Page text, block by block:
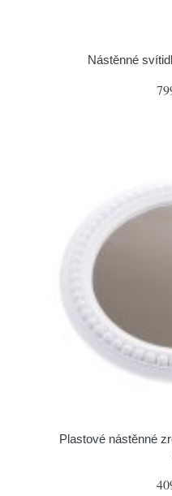
Nástěnné
Plastové nástěnné